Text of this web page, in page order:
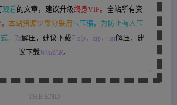
观看 的文章，建议升级终身VIP。 全站所有资
本站资源少部分采用7z压缩，
为防止有人压
，7z解压，建议下载7-zip，zip、rar解压，建
议下载WinRAR。
THE END